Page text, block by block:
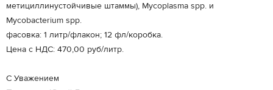
метициллинустойчивые штаммы), Mycoplasma spp. и
Mycobacterium spp.
фасовка: 1 литр/флакон; 12 фл/коробка.
Цена с НДС: 470,00 руб/литр.
С Уважением